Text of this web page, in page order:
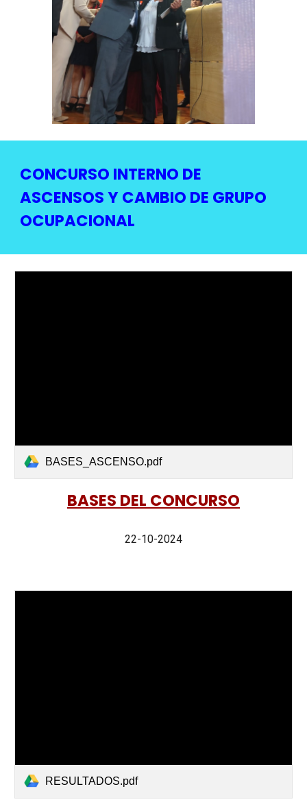
CONCURSO INTERNO DE
ASCENSOS Y CAMBIO DE GRUPO
OCUPACIONAL
BASES_ASCENSO.pdf
BASES DEL CONCURSO
22-10-2024
RESULTADOS.pdf